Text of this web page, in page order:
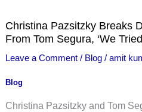
Christina Pazsitzky Breaks
From Tom Segura, ‘We
Leave a Comment / Blog/ amit
Blog
Christina Pazsitzky and Tom